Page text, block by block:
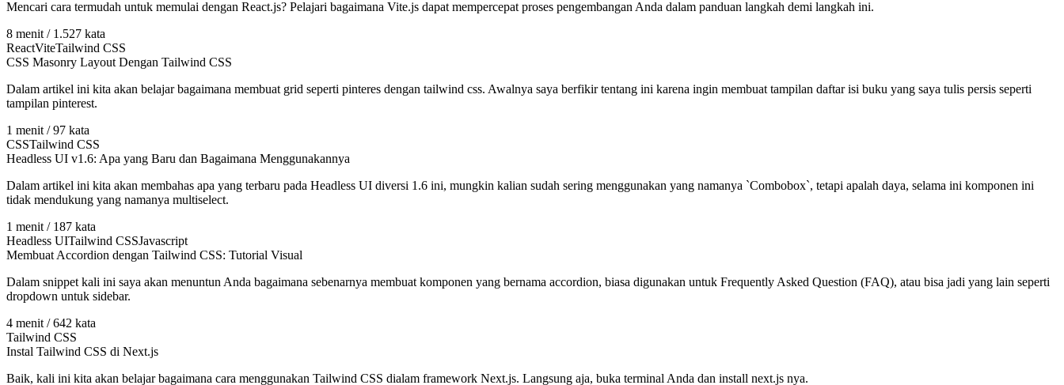
Mencari cara termudah untuk memulai dengan React.js? Pelajari bagaimana Vite.js dapat mempercepat proses pengembangan Anda dalam panduan langkah demi langkah ini.
8 menit / 1.527 kata
ReactViteTailwind CSS
CSS Masonry Layout Dengan Tailwind CSS
Dalam artikel ini kita akan belajar bagaimana membuat grid seperti pinteres dengan tailwind css. Awalnya saya berfikir tentang ini karena ingin membuat tampilan daftar isi buku yang saya tulis persis seperti
tampilan pinterest.
1 menit / 97 kata
CSSTailwind CSS
Headless UI v1.6: Apa yang Baru dan Bagaimana Menggunakannya
Dalam artikel ini kita akan membahas apa yang terbaru pada Headless UI diversi 1.6 ini, mungkin kalian sudah sering menggunakan yang namanya `Combobox`, tetapi apalah daya, selama ini komponen ini
tidak mendukung yang namanya multiselect.
1 menit / 187 kata
Headless UITailwind CSSJavascript
Membuat Accordion dengan Tailwind CSS: Tutorial Visual
Dalam snippet kali ini saya akan menuntun Anda bagaimana sebenarnya membuat komponen yang bernama accordion, biasa digunakan untuk Frequently Asked Question (FAQ), atau bisa jadi yang lain seperti
dropdown untuk sidebar.
4 menit / 642 kata
Tailwind CSS
Instal Tailwind CSS di Next.js
Baik, kali ini kita akan belajar bagaimana cara menggunakan Tailwind CSS dialam framework Next.js. Langsung aja, buka terminal Anda dan install next.js nya.